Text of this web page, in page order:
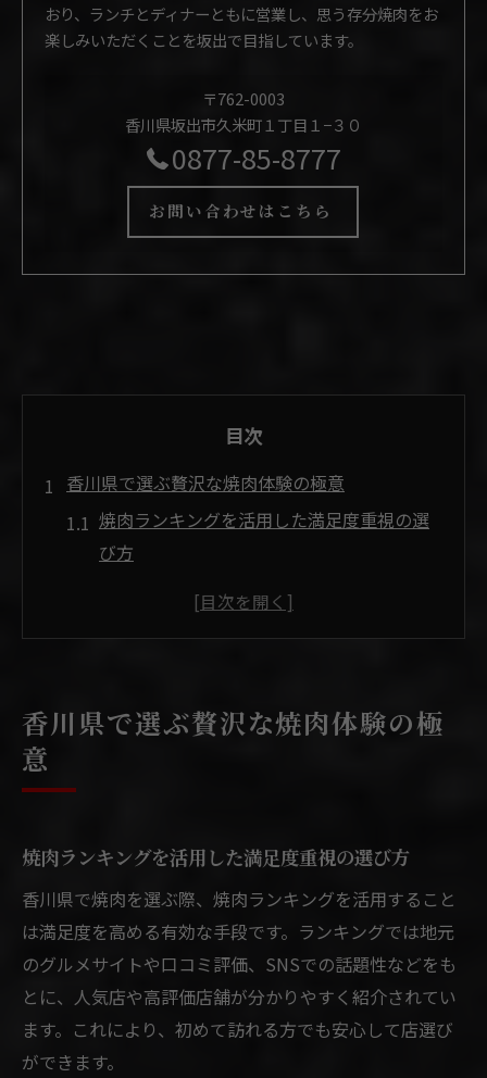
おり、ランチとディナーともに営業し、思う存分焼肉をお
楽しみいただくことを坂出で目指しています。
〒762-0003
香川県坂出市久米町１丁目１−３０
0877-85-8777
お問い合わせはこちら
目次
香川県で選ぶ贅沢な焼肉体験の極意
焼肉ランキングを活用した満足度重視の選
び方
希少部位も味わえる香川県焼肉の贅沢な魅
精肉店直営で楽しむ香川流焼肉の新しい発
焼肉好きが選ぶ香川県の注目セレクト基準
焼肉の部位選びで極上体験を実現するコツ
ランキング活用で見極める焼肉店の選択眼
香川県独自の焼肉スタイルを楽しむ方法
焼肉愛好家が語る個室の重要性と使い方
落ち着いた空間で味わう焼肉の新定番
香川県で選ぶ贅沢な焼肉体験の極
意
焼肉ランキングを活用した満足度重視の選び方
香川県で焼肉を選ぶ際、焼肉ランキングを活用すること
は満足度を高める有効な手段です。ランキングでは地元
のグルメサイトや口コミ評価、SNSでの話題性などをも
とに、人気店や高評価店舗が分かりやすく紹介されてい
ます。これにより、初めて訪れる方でも安心して店選び
ができます。